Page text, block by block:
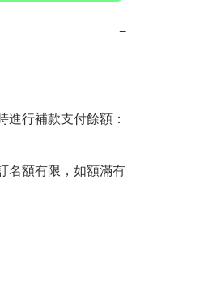
−
行補款支付餘額：
名額有限，如額滿有